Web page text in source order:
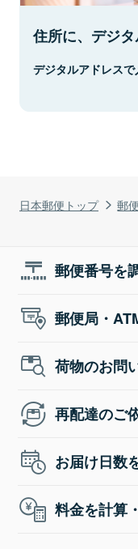
日本郵便トップ 郵
住所に、デジタ
デジタルアドレスで
郵便番号を
郵便局・
荷物のお問
再配達のご
お届け日数
料金を計算